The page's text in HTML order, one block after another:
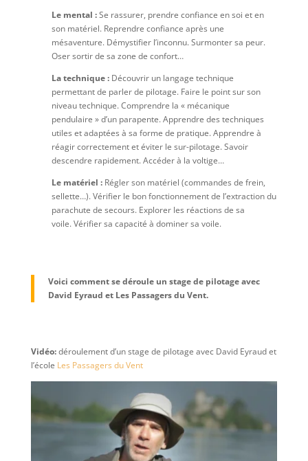
Le mental :Se rassurer, prendre confiance en soi et en
son matériel. Reprendre confiance après une
mésaventure. Démystifier l’inconnu. Surmonter sa peur.
Oser sortir de sa zone de confort…
La technique : Découvrir un langage technique
permettant de parler de pilotage. Faire le point sur son
niveau technique. Comprendre la « mécanique
pendulaire » d’un parapente. Apprendre des techniques
utiles et adaptées à sa forme de pratique. Apprendre à
réagir correctement et éviter le sur-pilotage. Savoir
descendre rapidement. Accéder à la voltige…
Le matériel : Régler son matériel (commandes de frein,
sellette…). Vérifier le bon fonctionnement de l’extraction du
parachute de secours. Explorer les réactions de sa
voile. Vérifier sa capacité à dominer sa voile.
Voici comment se déroule un stage de pilotage avec
David Eyraud et Les Passagers du Vent.
Vidéo:déroulement d’un stage de pilotage avec David Eyraud et
l’école Les Passagers du Vent